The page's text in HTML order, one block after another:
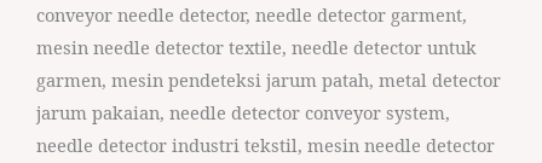
conveyor needle detector, needle detector garment,
mesin needle detector textile, needle detector untuk
garmen, mesin pendeteksi jarum patah, metal detector
jarum pakaian, needle detector conveyor system,
needle detector industri tekstil, mesin needle detector